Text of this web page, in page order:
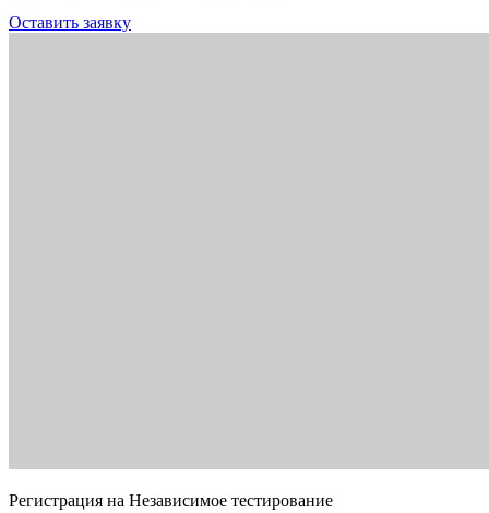
Оставить заявку
Регистрация на Независимое тестирование